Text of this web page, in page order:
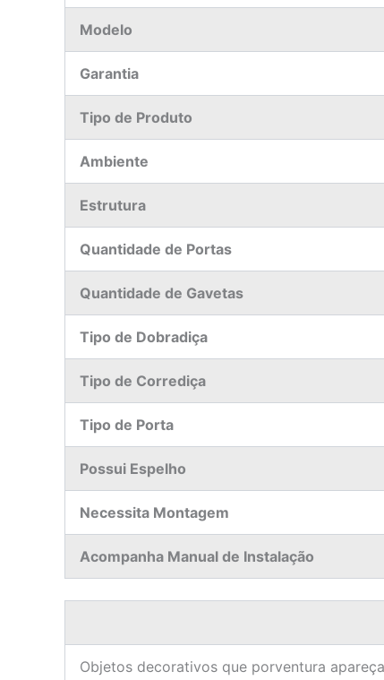
Modelo
Garantia
Tipo de Produto
Ambiente
Estrutura
Quantidade de Portas
Quantidade de Gavetas
Tipo de Dobradiça
Tipo de Corrediça
Tipo de Porta
Possui Espelho
Necessita Montagem
Acompanha Manual de Instalação
Objetos decorativos que porventura